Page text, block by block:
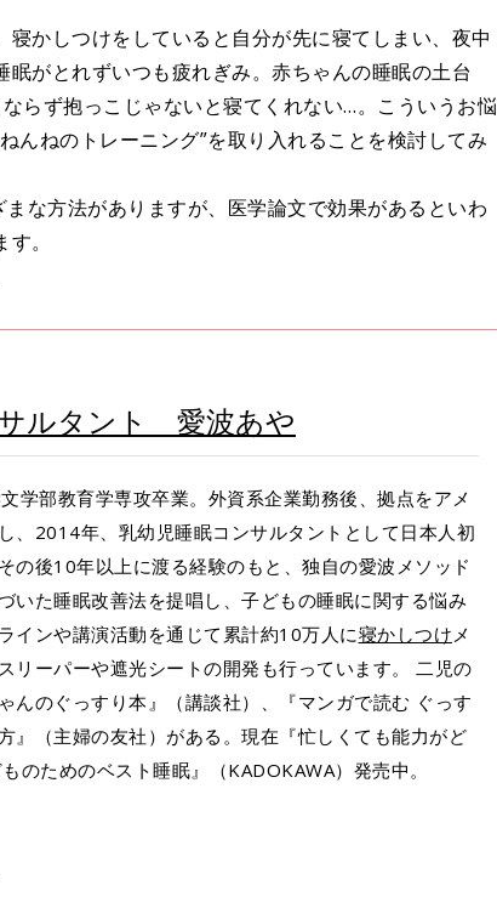
かしつけをしていると自分が先に寝てしまい、夜中
がとれずいつも疲れぎみ。赤ちゃんの睡眠の土台
らず抱っこじゃないと寝てくれない…。こういうお悩
んねのトレーニング”を取り入れることを検討してみ
な方法がありますが、医学論文で効果があるといわ
。
ルタント 愛波あや
学部教育学専攻卒業。外資系企業勤務後、拠点をアメ
、2014年、乳幼児睡眠コンサルタントとして日本人初
の後10年以上に渡る経験のもと、独自の愛波メソッド
いた睡眠改善法を提唱し、子どもの睡眠に関する悩み
インや講演活動を通じて累計約10万人に寝かしつけメ
リーパーや遮光シートの開発も行っています。 二児の
んのぐっすり本』（講談社）、『マンガで読む ぐっす
』（主婦の友社）がある。現在『忙しくても能力がど
のためのベスト睡眠』（KADOKAWA）発売中。